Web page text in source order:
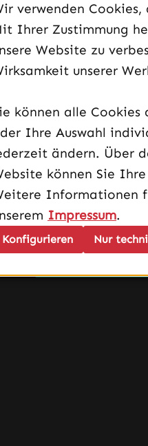
auf das nächste
verwenden
Ihrer Zustimmung
Website zu
unserer
können alle
Ihre Auswahl
ändern. Über
können Sie
Informationen
Impressum.
Nur
Konfigurieren